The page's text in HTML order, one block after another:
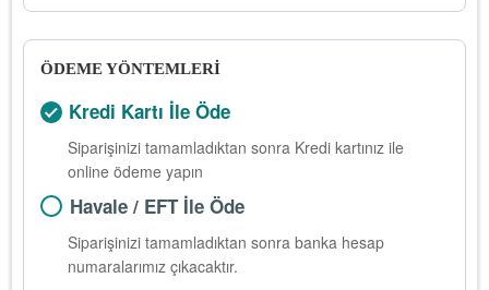
ÖDEME YÖNTEMLERİ
Kredi Kartı İle Öde
Siparişinizi tamamladıktan sonra Kredi kartınız ile
online ödeme yapın
Havale / EFT İle Öde
Siparişinizi tamamladıktan sonra banka hesap
numaralarımız çıkacaktır.